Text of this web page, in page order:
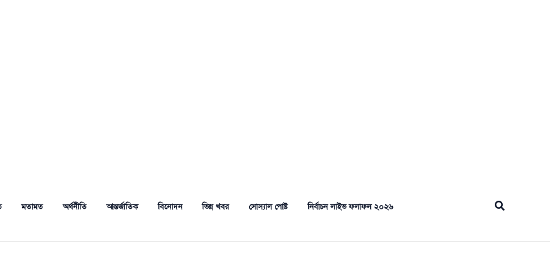
মতামত অর্থনীতি আন্তর্জাতিক বিনোদন ভিন্ন খবর সোস্যাল পোষ্ট নির্বাচন লাইভ ফলাফল ২০২৬ Search